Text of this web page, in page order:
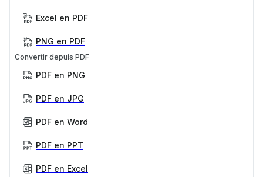
Excel en PDF
PNG en PDF
Convertir depuis PDF
PDF en PNG
PDF en JPG
PDF en Word
PDF en PPT
PDF en Excel